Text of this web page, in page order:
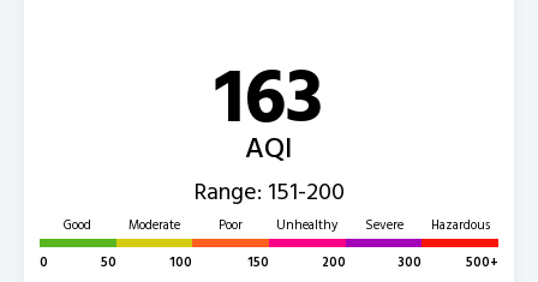
163
AQI
Range: 151-200
Good
0
50
Moderate
100
Poor
150
Unhealthy
200
Severe
300
Hazardous
500+